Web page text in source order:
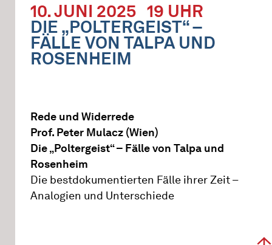
10. JUNI 2025 19 UHR
DIE „POLTERGEIST“ –
FÄLLE VON TALPA UND
ROSENHEIM
Rede und Widerrede
Prof. Peter Mulacz (Wien)
Die „Poltergeist“ – Fälle von Talpa und
Rosenheim
Die bestdokumentierten Fälle ihrer Zeit –
Analogien und Unterschiede